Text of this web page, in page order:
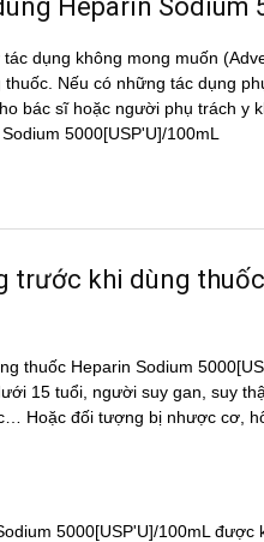
Heparin Sodium
dụng không mong muốn
Nếu có những tác dụng
bác sĩ hoặc người phụ trách y
5000[USP'U]/100mL
trước khi dùng
thuốc Heparin Sodium
15 tuổi, người suy gan, suy
Hoặc đối tượng bị nhược cơ,
5000[USP'U]/100mL được